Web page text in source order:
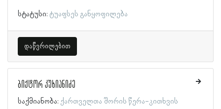
სტატუსი: ტუაფსეს განყოფილება
დაწვრილებით
ბიქტორ კუხიანიძე
საქმიანობა: ქართველთა შორის წერა-კითხვის